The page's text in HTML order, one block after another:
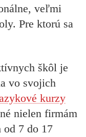
veľmi
Pre ktorú sa
škôl je
vo svojich
kurzy
nielen firmám
7 do 17